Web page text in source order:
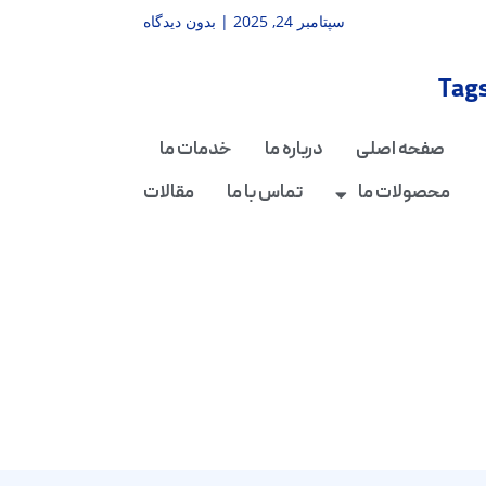
سپتامبر 24, 2025 بدون دیدگاه
صفحه اصلی درباره ما
خدمات ما
محصولات ما
تماس با ما مقالات